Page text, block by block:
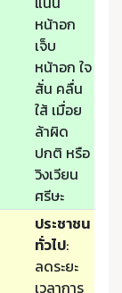
หน้าอก
เจ็บ
หน้าอก ใจ
สั่น คลื่น
ใส้ เมื่อย
ล้าผิด
ปกติ หรือ
วิงเวียน
ศรีษะ
ประชาชน
ทั่วไป:
ลดระยะ
เวลาการ